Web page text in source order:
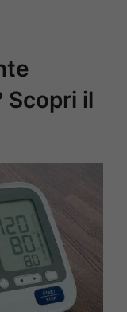
Scopri il